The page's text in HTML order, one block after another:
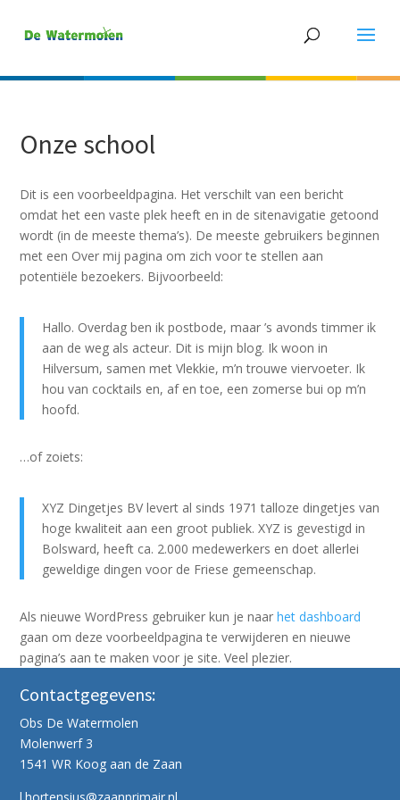
Onze school
Dit is een voorbeeldpagina. Het verschilt van een bericht
omdat het een vaste plek heeft en in de sitenavigatie getoond
wordt (in de meeste thema’s). De meeste gebruikers beginnen
met een Over mij pagina om zich voor te stellen aan
potentiële bezoekers. Bijvoorbeeld:
Hallo. Overdag ben ik postbode, maar ’s avonds timmer ik
aan de weg als acteur. Dit is mijn blog. Ik woon in
Hilversum, samen met Vlekkie, m’n trouwe viervoeter. Ik
hou van cocktails en, af en toe, een zomerse bui op m’n
hoofd.
…of zoiets:
XYZ Dingetjes BV levert al sinds 1971 talloze dingetjes van
hoge kwaliteit aan een groot publiek. XYZ is gevestigd in
Bolsward, heeft ca. 2.000 medewerkers en doet allerlei
geweldige dingen voor de Friese gemeenschap.
Als nieuwe WordPress gebruiker kun je naarhet dashboard
gaan om deze voorbeeldpagina te verwijderen en nieuwe
pagina’s aan te maken voor je site. Veel plezier.
Contactgegevens:
Obs De Watermolen
Molenwerf 3
1541 WR Koog aan de Zaan